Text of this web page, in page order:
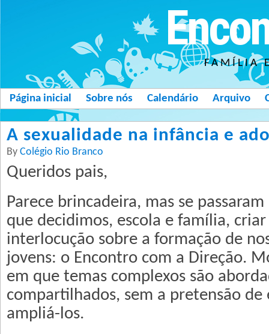
FAMÍLIA
Página inicial Sobre nós Calendário Arquivo
A sexualidade na infância e
By Colégio Rio Branco
Queridos pais,
Parece brincadeira, mas se
que decidimos, escola e família, criar
interlocução sobre a formação de
jovens: o Encontro com a Direção.
em que temas complexos são
compartilhados, sem a pretensão de
ampliá-los.